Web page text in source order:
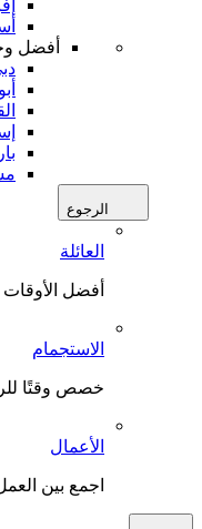
أفضل
الرجوع
العائلة
أفضل
الاستجمام
خصص وقتًا
الأعمال
اجمع بين